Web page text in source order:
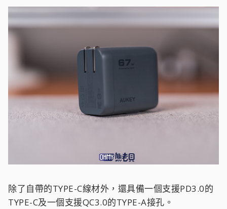
除了自帶的TYPE-C線材外，還具備一個支援PD3.0的
TYPE-C及一個支援QC3.0的TYPE-A接孔。